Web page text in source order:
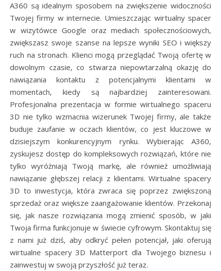
A360 są idealnym sposobem na zwiększenie widoczności
Twojej firmy w internecie. Umieszczając wirtualny spacer
w wizytówce Google oraz mediach społecznościowych,
zwiększasz swoje szanse na lepsze wyniki SEO i większy
ruch na stronach. Klienci mogą przeglądać Twoją ofertę w
dowolnym czasie, co stwarza niepowtarzalną okazję do
nawiązania kontaktu z potencjalnymi klientami w
momentach, kiedy są najbardziej zainteresowani.
Profesjonalna prezentacja w formie wirtualnego spaceru
3D nie tylko wzmacnia wizerunek Twojej firmy, ale także
buduje zaufanie w oczach klientów, co jest kluczowe w
dzisiejszym konkurencyjnym rynku. Wybierając A360,
zyskujesz dostęp do kompleksowych rozwiązań, które nie
tylko wyróżniają Twoją markę, ale również umożliwiają
nawiązanie głębszej relacji z klientami. Wirtualne spacery
3D to inwestycja, która zwraca się poprzez zwiększoną
sprzedaż oraz większe zaangażowanie klientów. Przekonaj
się, jak nasze rozwiązania mogą zmienić sposób, w jaki
Twoja firma funkcjonuje w świecie cyfrowym. Skontaktuj się
z nami już dziś, aby odkryć pełen potencjał, jaki oferują
wirtualne spacery 3D Matterport dla Twojego biznesu i
zainwestuj w swoją przyszłość już teraz.